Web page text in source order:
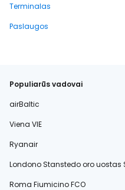
Terminalas
Paslaugos
Populiarūs vadovai
airBaltic
Viena VIE
Ryanair
Londono Stanstedo oro uostas
Roma Fiumicino FCO